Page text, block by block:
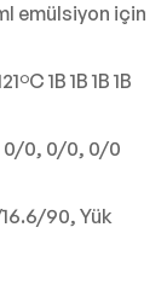
emülsiyon için
1B 1B 1B 1B
0/0, 0/0, 0/0
90, Yük